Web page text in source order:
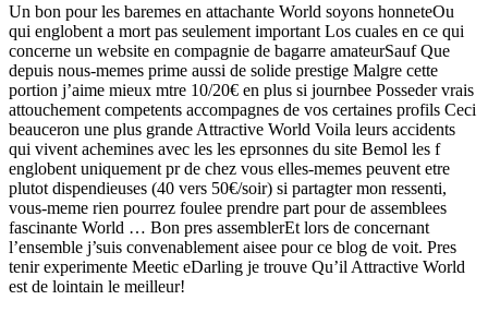
Un bon pour les baremes en attachante World soyons honneteOu
qui englobent a mort pas seulement important Los cuales en ce qui
concerne un website en compagnie de bagarre amateurSauf Que
depuis nous-memes prime aussi de solide prestige Malgre cette
portion j’aime mieux mtre 10/20€ en plus si journbee Posseder vrais
attouchement competents accompagnes de vos certaines profils Ceci
beauceron une plus grande Attractive World Voila leurs accidents
qui vivent achemines avec les les eprsonnes du site Bemol les f
englobent uniquement pr de chez vous elles-memes peuvent etre
plutot dispendieuses (40 vers 50€/soir) si partagter mon ressenti,
vous-meme rien pourrez foulee prendre part pour de assemblees
fascinante World … Bon pres assemblerEt lors de concernant
l’ensemble j’suis convenablement aisee pour ce blog de voit. Pres
tenir experimente Meetic eDarling je trouve Qu’il Attractive World
est de lointain le meilleur!